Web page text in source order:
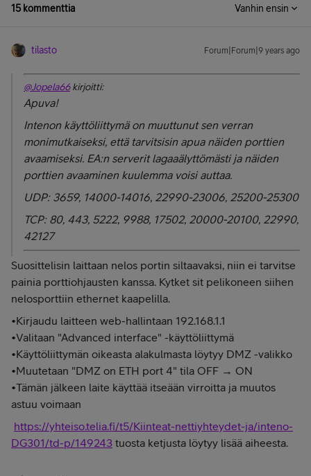
15 kommenttia Vanhin ensin
tilasto Forum|Forum|9 years ago
@Jopela66kirjoitti:
Apuva!
Intenon käyttöliittymä on muuttunut sen verran
monimutkaiseksi, että tarvitsisin apua näiden porttien
avaamiseksi. EA:n serverit lagaaälyttömästi ja näiden
porttien avaaminen kuulemma voisi auttaa.
UDP: 3659, 14000-14016, 22990-23006, 25200-25300
TCP: 80, 443, 5222, 9988, 17502, 20000-20100, 22990,
42127
Suosittelisin laittaan nelos portin siltaavaksi, niin ei tarvitse
painia porttiohjausten kanssa. Kytket sit pelikoneen siihen
nelosporttiin ethernet kaapelilla.
•Kirjaudu laitteen web-hallintaan 192.168.1.1
•Valitaan "Advanced interface" -käyttöliittymä
•Käyttöliittymän oikeasta alakulmasta löytyy DMZ -valikko
•Muutetaan "DMZ on ETH port 4" tila OFF → ON
•Tämän jälkeen laite käyttää itseään virroitta ja muutos
astuu voimaan
https://yhteiso.telia.fi/t5/Kiinteat-nettiyhteydet-ja/inteno-
DG301/td-p/149243 tuosta ketjusta löytyy lisää aiheesta.